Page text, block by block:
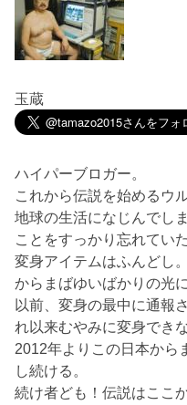
玉蔵
ハイパーブロガー。
これから伝説を始めるウ
地球の生活になじんでし
ことをすっかり忘れてい
変身アイテムはふんどし
からまばゆいばかりの光
以前、変身の最中に通報
れ以来むやみに変身でき
2012年よりこの日本から
し続ける。
続け者ども！伝説はここ